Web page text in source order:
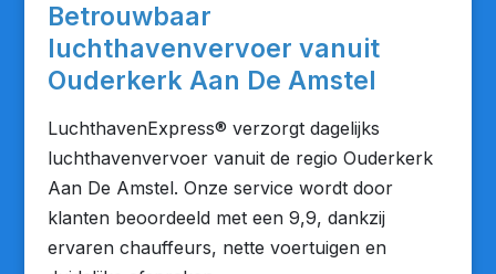
Betrouwbaar
luchthavenvervoer vanuit
Ouderkerk Aan De Amstel
LuchthavenExpress® verzorgt dagelijks
luchthavenvervoer vanuit de regio Ouderkerk
Aan De Amstel. Onze service wordt door
klanten beoordeeld met een 9,9, dankzij
ervaren chauffeurs, nette voertuigen en